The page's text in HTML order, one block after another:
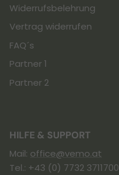
Widerrufsbelehrung
Vertrag widerrufen
FAQ´s
Partner 1
Partner 2
HILFE & SUPPORT
Mail: office@vemo.at
Tel.: +43 (0) 7732 3711700